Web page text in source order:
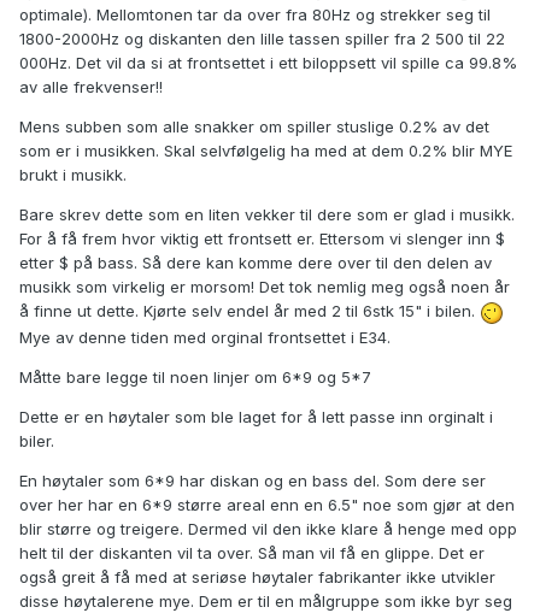
optimale). Mellomtonen tar da over fra 80Hz og strekker seg til
1800-2000Hz og diskanten den lille tassen spiller fra 2 500 til 22
000Hz. Det vil da si at frontsettet i ett biloppsett vil spille ca 99.8%
av alle frekvenser!!
Mens subben som alle snakker om spiller stuslige 0.2% av det
som er i musikken. Skal selvfølgelig ha med at dem 0.2% blir MYE
brukt i musikk.
Bare skrev dette som en liten vekker til dere som er glad i musikk.
For å få frem hvor viktig ett frontsett er. Ettersom vi slenger inn $
etter $ på bass. Så dere kan komme dere over til den delen av
musikk som virkelig er morsom! Det tok nemlig meg også noen år
å finne ut dette. Kjørte selv endel år med 2 til 6stk 15" i bilen.
Mye av denne tiden med orginal frontsettet i E34.
Måtte bare legge til noen linjer om 6*9 og 5*7
Dette er en høytaler som ble laget for å lett passe inn orginalt i
biler.
En høytaler som 6*9 har diskan og en bass del. Som dere ser
over her har en 6*9 større areal enn en 6.5" noe som gjør at den
blir større og treigere. Dermed vil den ikke klare å henge med opp
helt til der diskanten vil ta over. Så man vil få en glippe. Det er
også greit å få med at seriøse høytaler fabrikanter ikke utvikler
disse høytalerene mye. Dem er til en målgruppe som ikke byr seg